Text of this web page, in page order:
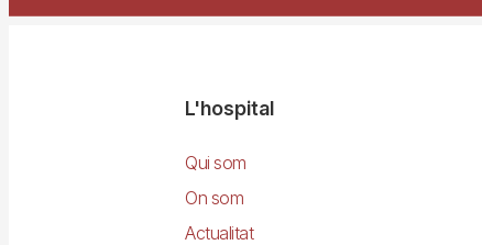
NavegacióL'hospital
Qui som
On som
Actualitat